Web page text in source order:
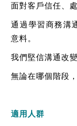
面對客戶信任、
通過學習商務溝
意料。
我們堅信溝通改
無論在哪個階段
適用人群